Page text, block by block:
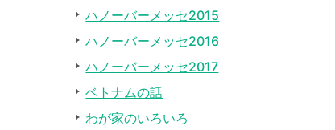
ハノーバーメッセ2015
ハノーバーメッセ2016
ハノーバーメッセ2017
ベトナムの話
わが家のいろいろ